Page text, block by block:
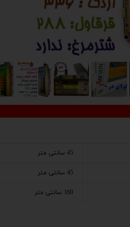
45 سانتی متر
45 سانتی متر
160 سانتی متر